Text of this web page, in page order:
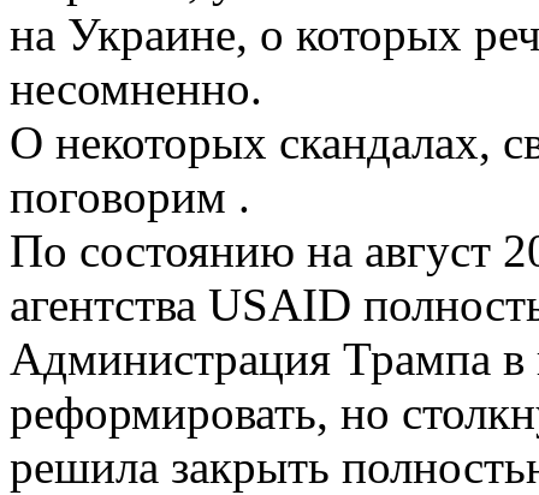
на Украине, о которых
несомненно.
О некоторых скандалах,
поговорим .
По состоянию на август
агентства USAID
Администрация Трампа в
реформировать, но
решила закрыть